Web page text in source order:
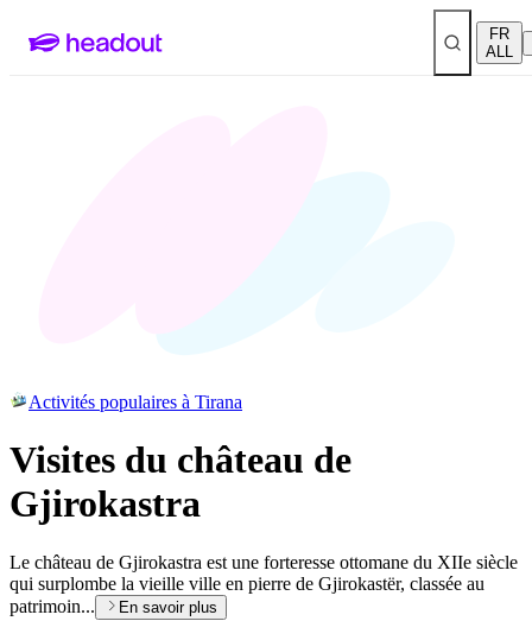
FR
ALL
Activités populaires à Tirana
Visites du château de
Gjirokastra
Le château de Gjirokastra est une forteresse ottomane du XIIe siècle
qui surplombe la vieille ville en pierre de Gjirokastër, classée au
patrimoin...
En savoir plus